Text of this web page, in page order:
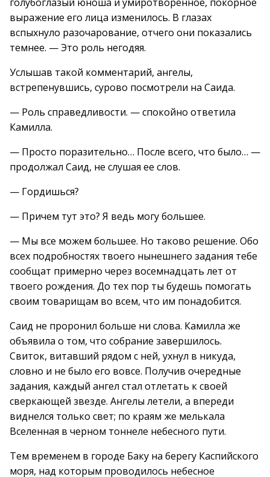
выражение его лица изменилось. В глазах
вспыхнуло разочарование, отчего они показались
темнее. — Это роль негодяя.
Услышав такой комментарий, ангелы,
встрепенувшись, сурово посмотрели на Саида.
— Роль справедливости. — спокойно ответила
Камилла.
— Просто поразительно… После всего, что было… —
продолжал Саид, не слушая ее слов.
— Гордишься?
— Причем тут это? Я ведь могу большее.
— Мы все можем большее. Но таково решение. Обо
всех подробностях твоего нынешнего задания тебе
сообщат примерно через восемнадцать лет от
твоего рождения. До тех пор ты будешь помогать
своим товарищам во всем, что им понадобится.
Саид не проронил больше ни слова. Камилла же
объявила о том, что собрание завершилось.
Свиток, витавший рядом с ней, ухнул в никуда,
словно и не было его вовсе. Получив очередные
задания, каждый ангел стал отлетать к своей
сверкающей звезде. Ангелы летели, а впереди
виднелся только свет; по краям же мелькала
Вселенная в черном тоннеле небесного пути.
Тем временем в городе Баку на берегу Каспийского
моря, над которым проводилось небесное